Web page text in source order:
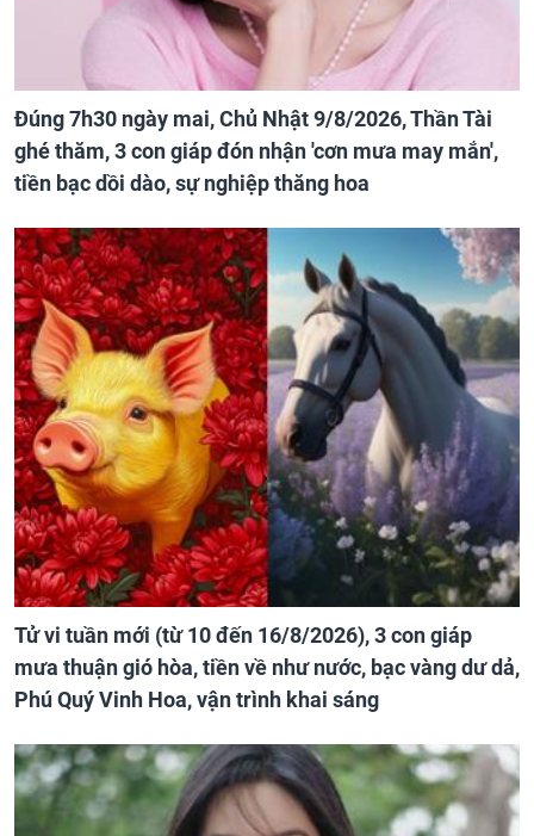
Đúng 7h30 ngày mai, Chủ Nhật 9/8/2026, Thần Tài
ghé thăm, 3 con giáp đón nhận 'cơn mưa may mắn',
tiền bạc dồi dào, sự nghiệp thăng hoa
Tử vi tuần mới (từ 10 đến 16/8/2026), 3 con giáp
mưa thuận gió hòa, tiền về như nước, bạc vàng dư dả,
Phú Quý Vinh Hoa, vận trình khai sáng